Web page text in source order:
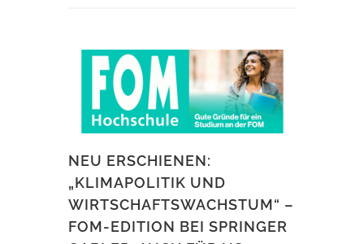
NEU ERSCHIENEN:
„KLIMAPOLITIK UND
WIRTSCHAFTSWACHSTUM“ –
FOM-EDITION BEI SPRINGER